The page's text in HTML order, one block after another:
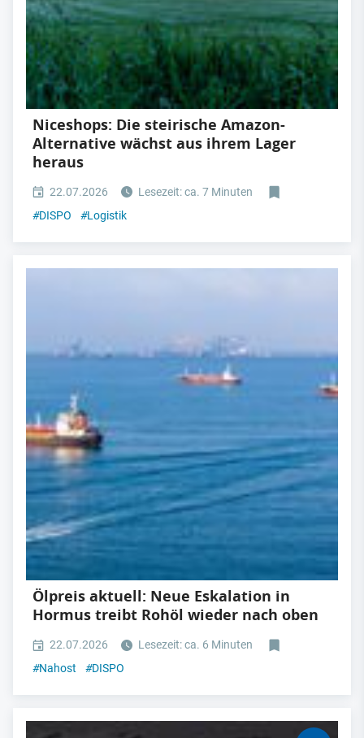
Niceshops: Die steirische Amazon-
Alternative wächst aus ihrem Lager
heraus
22.07.2026
Lesezeit: ca. 7 Minuten
#DISPO #Logistik
Ölpreis aktuell: Neue Eskalation in
Hormus treibt Rohöl wieder nach oben
22.07.2026
Lesezeit: ca. 6 Minuten
#Nahost #DISPO